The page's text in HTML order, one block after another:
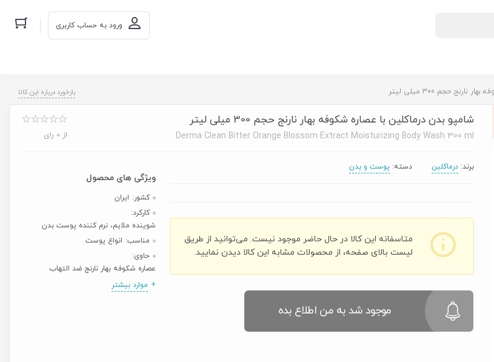
ورود به حساب کاربری
بازخورد درباره این کالا حجم 300 میلی لیتر
شامپو بدن درماکلين با عصاره شکوفه بهار نارنج حجم 300 میلی لیتر
Derma Clean Bitter Orange Blossom Extract Moisturizing Body Wash 300 ml از 0 رای
برند: درماکلین دسته: پوست و بدن
متاسفانه این کالا در حال حاضر موجود نیست. می‌توانید از طریق
لیست بالای صفحه، از محصولات مشابه این کالا دیدن نمایید.
موجود شد به من اطلاع بده
کشور: ایران
کارکرد:
شوینده ملایم، نرم کننده پوست بدن
مناسب: انواع پوست
حاوی:
عصاره شکوفه بهار نارنج ضد التهاب
موارد بیشتر